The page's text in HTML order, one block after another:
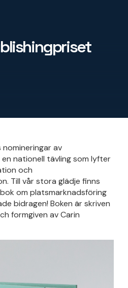
av
en nationell tävling som lyfter
och
Till vår stora glädje finns
om platsmarknadsföring
bidragen! Boken är skriven
formgiven av Carin